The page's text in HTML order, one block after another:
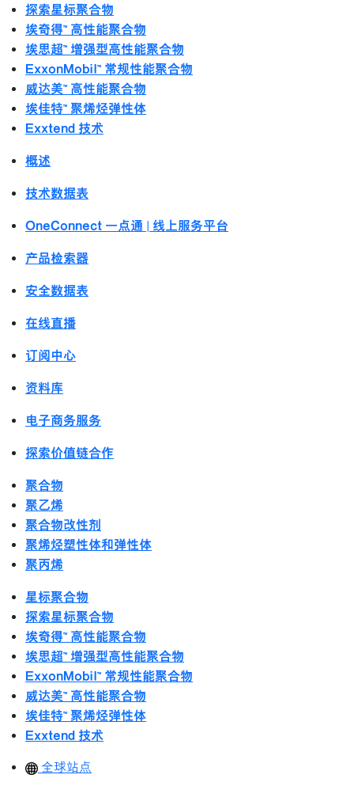
探索星标聚合物
埃奇得™ 高性能聚合物
埃思超™ 增强型高性能聚合物
ExxonMobil™ 常规性能聚合物
威达美™ 高性能聚合物
埃佳特™ 聚烯烃弹性体
Exxtend 技术
概述
技术数据表
OneConnect 一点通 | 线上服务平台
产品检索器
安全数据表
在线直播
订阅中心
资料库
电子商务服务
探索价值链合作
聚合物
聚乙烯
聚合物改性剂
聚烯烃塑性体和弹性体
聚丙烯
星标聚合物
探索星标聚合物
埃奇得™ 高性能聚合物
埃思超™ 增强型高性能聚合物
ExxonMobil™ 常规性能聚合物
威达美™ 高性能聚合物
埃佳特™ 聚烯烃弹性体
Exxtend 技术
全球站点